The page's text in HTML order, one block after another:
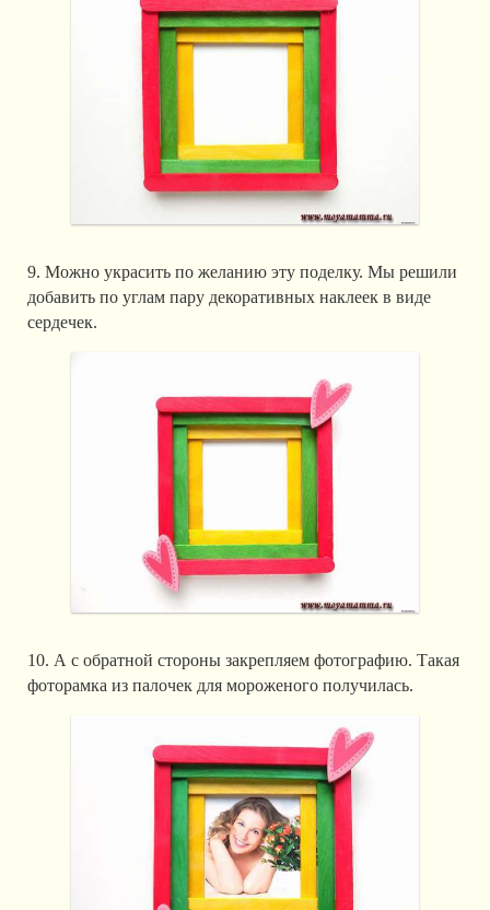
9. Можно украсить по желанию эту поделку. Мы решили
добавить по углам пару декоративных наклеек в виде
сердечек.
10. А с обратной стороны закрепляем фотографию. Такая
фоторамка из палочек для мороженого получилась.